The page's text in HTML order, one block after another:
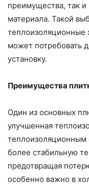
преимущества, так
материала. Такой
теплоизоляционные
может потребовать
установку.
Преимущества
Один из основных
улучшенная
теплоизоляционным
более стабильную
предотвращая
особенно важно в